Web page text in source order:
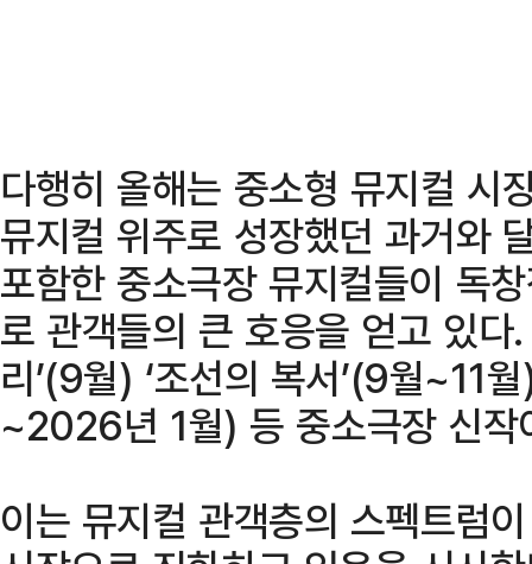
다행히 올해는 중소형 뮤지컬 시
뮤지컬 위주로 성장했던 과거와
포함한 중소극장 뮤지컬들이 독
로 관객들의 큰 호응을 얻고 있다
리’(9월) ‘조선의 복서’(9월~11
~2026년 1월) 등 중소극장 신작
이는 뮤지컬 관객층의 스펙트럼